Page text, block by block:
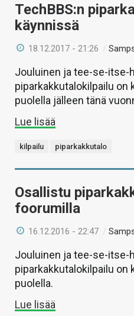
TechBBS:n
käynnissä
18.12.2017 - 21:26 /
Jouluinen ja tee-se-itse-
piparkakkutalokilpailu on
puolella jälleen tänä
Lue lisää
kilpailu piparkakkutalo
Osallistu
foorumilla
16.12.2016 - 22:47 /
Jouluinen ja tee-se-itse-
piparkakkutalokilpailu on
puolella.
Lue lisää